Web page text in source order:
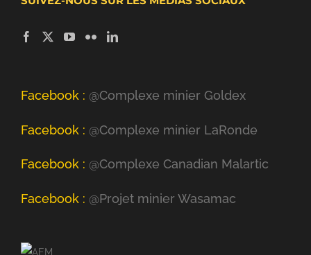
Facebook : @Complexe minier Goldex
Facebook : @Complexe minier LaRonde
Facebook : @Complexe Canadian Malartic
Facebook : @Projet minier Wasamac